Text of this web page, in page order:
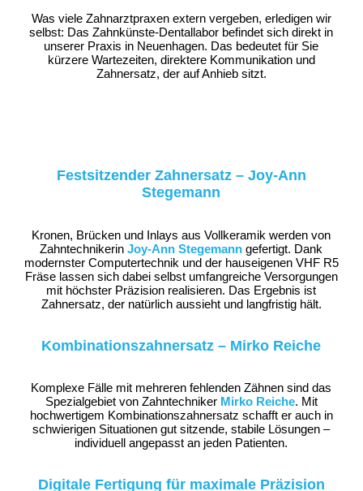
Was viele Zahnarztpraxen extern vergeben, erledigen wir
selbst: Das Zahnkünste-Dentallabor befindet sich direkt in
unserer Praxis in Neuenhagen. Das bedeutet für Sie
kürzere Wartezeiten, direktere Kommunikation und
Zahnersatz, der auf Anhieb sitzt.
Festsitzender Zahnersatz – Joy-Ann
Stegemann
Kronen, Brücken und Inlays aus Vollkeramik werden von
ZahntechnikerinJoy-Ann Stegemann gefertigt. Dank
modernster Computertechnik und der hauseigenen VHF R5
Fräse lassen sich dabei selbst umfangreiche Versorgungen
mit höchster Präzision realisieren. Das Ergebnis ist
Zahnersatz, der natürlich aussieht und langfristig hält.
Kombinationszahnersatz – Mirko Reiche
Komplexe Fälle mit mehreren fehlenden Zähnen sind das
Spezialgebiet von Zahntechniker Mirko Reiche. Mit
hochwertigem Kombinationszahnersatz schafft er auch in
schwierigen Situationen gut sitzende, stabile Lösungen –
individuell angepasst an jeden Patienten.
Digitale Fertigung für maximale Präzision